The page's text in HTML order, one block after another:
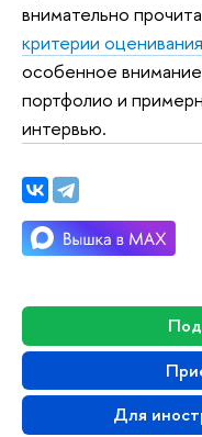
Для
внимательно
критерии
особенное
портфолио и
интервью.